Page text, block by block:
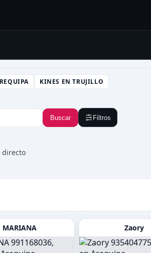
KINES EN TRUJILLO
Buscar Filtros
directo
MARIANA Zaory